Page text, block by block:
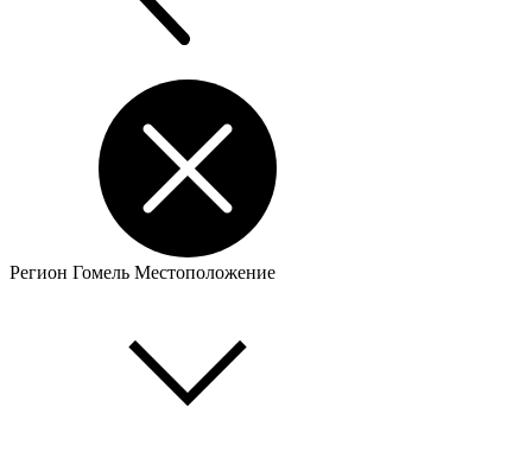
Регион Гомель Местоположение